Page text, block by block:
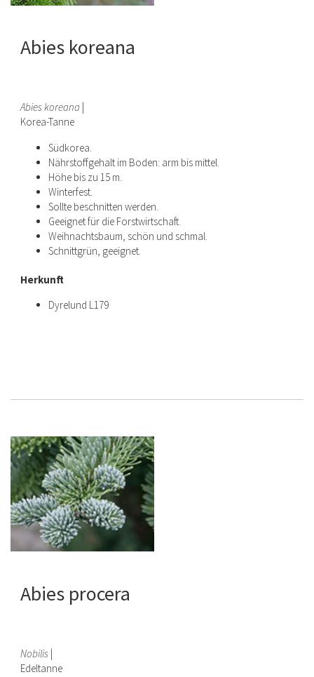
Abies koreana
Abies koreana
Korea-Tanne
Südkorea.
Nährstoffgehalt im Boden: arm bis mittel.
Höhe bis zu 15 m.
Winterfest.
Sollte beschnitten werden.
Geeignet für die Forstwirtschaft.
Weihnachtsbaum, schön und schmal.
Schnittgrün, geeignet.
Herkunft
Dyrelund L179
Abies procera
Nobilis |
Edeltanne